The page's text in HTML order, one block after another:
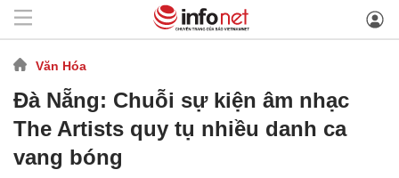
Văn Hóa
Đà Nẵng: Chuỗi sự kiện âm nhạc
The Artists quy tụ nhiều danh ca
vang bóng